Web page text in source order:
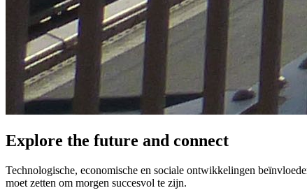
Explore the future and connect
Technologische, economische en sociale ontwikkelingen
moet zetten om morgen succesvol te zijn.